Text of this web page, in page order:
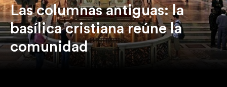
Las columnas antiguas: la
basílica cristiana reúne la
comunidad